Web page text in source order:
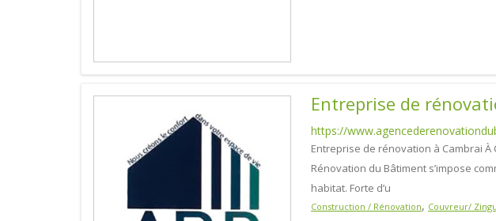
Entreprise de
https://
Entreprise de rénovation à Cambrai À
Rénovation du Bâtiment s’impose
habitat. Forte d’u
Construction / Rénovation, Couvreur/